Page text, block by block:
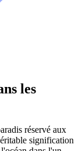
les
réservé aux
signification